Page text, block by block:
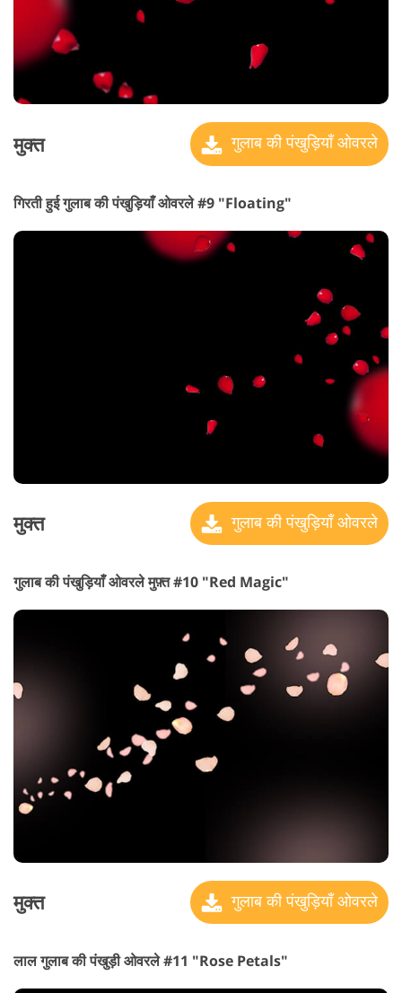
मुक्त गुलाब की पंखुड़ियाँ ओवरले
गिरती हुई गुलाब की पंखुड़ियाँ ओवरले #9 "Floating"
मुक्त गुलाब की पंखुड़ियाँ ओवरले
गुलाब की पंखुड़ियाँ ओवरले मुफ़्त #10 "Red Magic"
मुक्त गुलाब की पंखुड़ियाँ ओवरले
लाल गुलाब की पंखुड़ी ओवरले #11 "Rose Petals"